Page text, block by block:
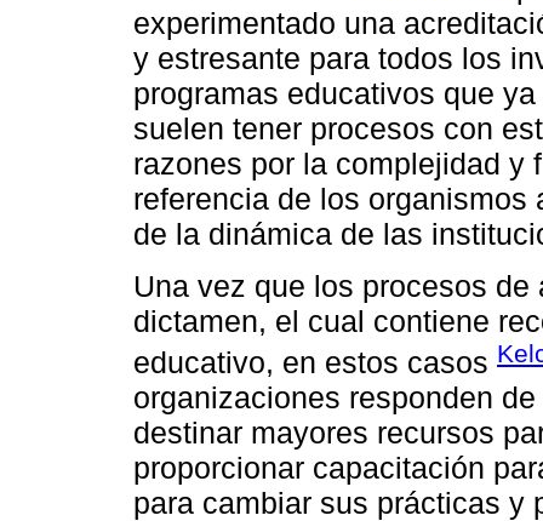
experimentado una
y estresante para todos los
programas educativos que
suelen tener procesos con
razones por la complejidad y
referencia de los
de la dinámica de las
Una vez que los procesos
dictamen, el cual contiene
educativo, en estos casos
organizaciones responden
destinar mayores recursos
proporcionar capacitación
para cambiar sus prácticas y